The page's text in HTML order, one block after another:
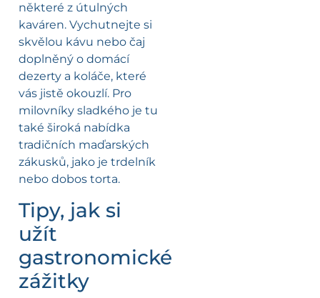
některé z útulných
kaváren. Vychutnejte si
skvělou kávu nebo čaj
doplněný o domácí
dezerty a koláče, které
vás jistě okouzlí. Pro
milovníky sladkého je tu
také široká nabídka
tradičních maďarských
zákusků, jako je trdelník
nebo dobos torta.
Tipy, jak si
užít
gastronomické
zážitky